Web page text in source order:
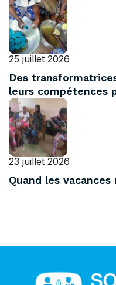
25 juillet 2026
Des
leurs compétences
23 juillet 2026
Quand les